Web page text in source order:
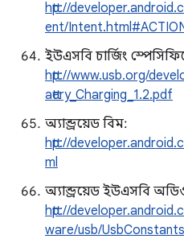
http://
ent/
ইউএসবি চার্জিং
http://www.usb.org/
attery_Charging_1.2.pdf
অ্যান্ড্রয়েড বিম:
http://
ml
অ্যান্ড্রয়েড ইউএসবি
http://
ware/usb/